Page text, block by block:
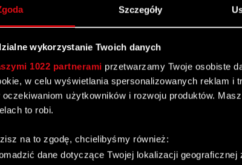
Szczegóły
wykorzystanie Twoich danych
1022 partnerami przetwarzamy Twoje osobiste
w celu wyświetlania spersonalizowanych reklam i
oczekiwaniom użytkowników i rozwoju produktów.
to robi.
na to zgodę, chcielibyśmy również:
dane dotyczące Twojej lokalizacji geograficznej
akcjonariuszy
o rozwiązaniu porozumienia